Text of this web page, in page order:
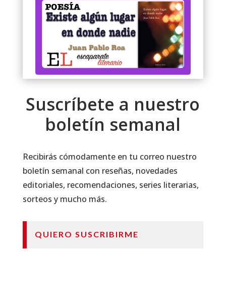
Suscríbete a nuestro
boletín semanal
Recibirás cómodamente en tu correo nuestro
boletín semanal con reseñas, novedades
editoriales, recomendaciones, series literarias,
sorteos y mucho más.
QUIERO SUSCRIBIRME